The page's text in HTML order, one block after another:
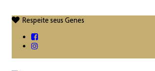
 Respeite seus Genes